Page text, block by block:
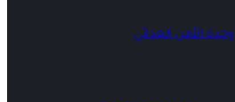
وحدة الأمن الغذائي